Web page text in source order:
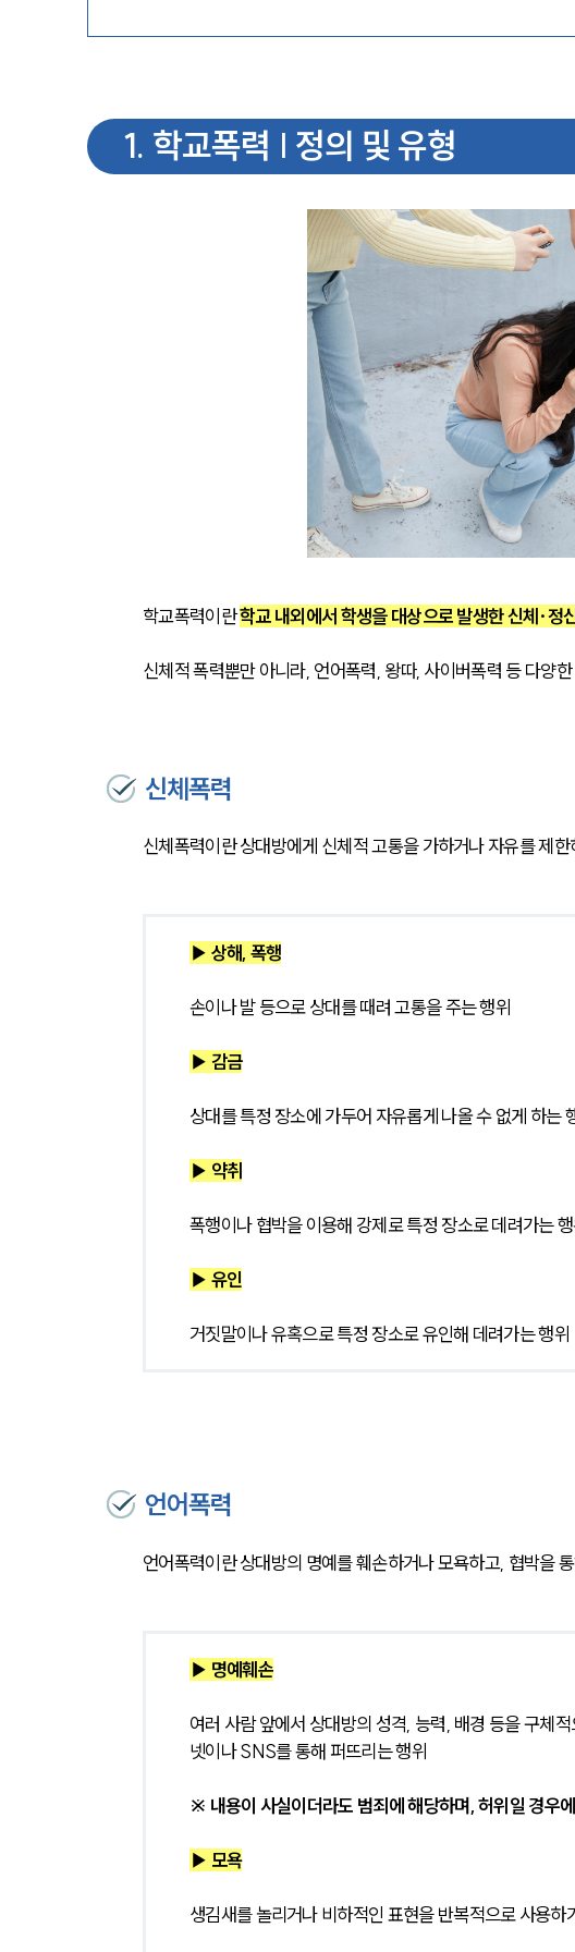
1. 학교폭력 | 정의 및 유형
학교폭력이란 학교 내외에서 학생을 대상으로 발생한 신체·정
신체적 폭력뿐만 아니라, 언어폭력, 왕따, 사이버폭력 등 다양
신체폭력
신체폭력이란 상대방에게 신체적 고통을 가하거나 자유를 제
▶ 상해, 폭행
손이나 발 등으로 상대를 때려 고통을 주는 행위
▶ 감금
상대를 특정 장소에 가두어 자유롭게 나올 수 없게 하는
▶ 약취
폭행이나 협박을 이용해 강제로 특정 장소로 데려가는 행
▶ 유인
거짓말이나 유혹으로 특정 장소로 유인해 데려가는 행위
언어폭력
언어폭력이란 상대방의 명예를 훼손하거나 모욕하고, 협박을
▶ 명예훼손
여러 사람 앞에서 상대방의 성격, 능력, 배경 등을 구체
넷이나 SNS를 통해 퍼뜨리는 행위
※ 내용이 사실이더라도 범죄에 해당하며, 허위일 경우에
▶ 모욕
생김새를 놀리거나 비하적인 표현을 반복적으로 사용